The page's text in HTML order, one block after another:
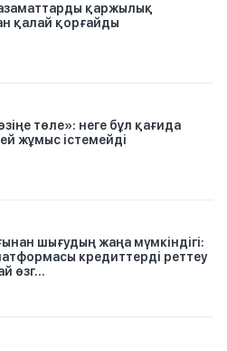
қаржылық
қалай қорғайды
төле»: неге бұл қағида
жұмыс істемейді
шығудың жаңа мүмкіндігі:
кредиттерді реттеу
өзг...